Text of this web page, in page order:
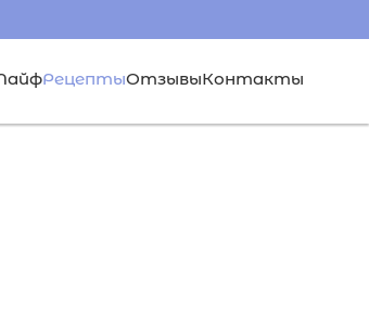
РецептыОтзывыКонтакты